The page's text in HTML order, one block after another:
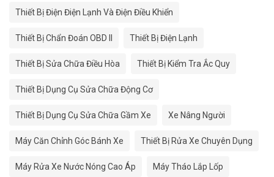
Thiết Bị Điện Điện Lạnh Và Điện Điều Khiển
Thiết Bị Chẩn Đoán OBD II Thiết Bị Điện Lạnh
Thiết Bị Sửa Chữa Điều Hòa Thiết Bị Kiểm Tra Ắc Quy
Thiết Bị Dụng Cụ Sửa Chữa Động Cơ
Thiết Bị Dụng Cụ Sửa Chữa Gầm Xe Xe Nâng Người
Máy Căn Chỉnh Góc Bánh Xe Thiết Bị Rửa Xe Chuyên Dụng
Máy Rửa Xe Nước Nóng Cao Áp Máy Tháo Lắp Lốp